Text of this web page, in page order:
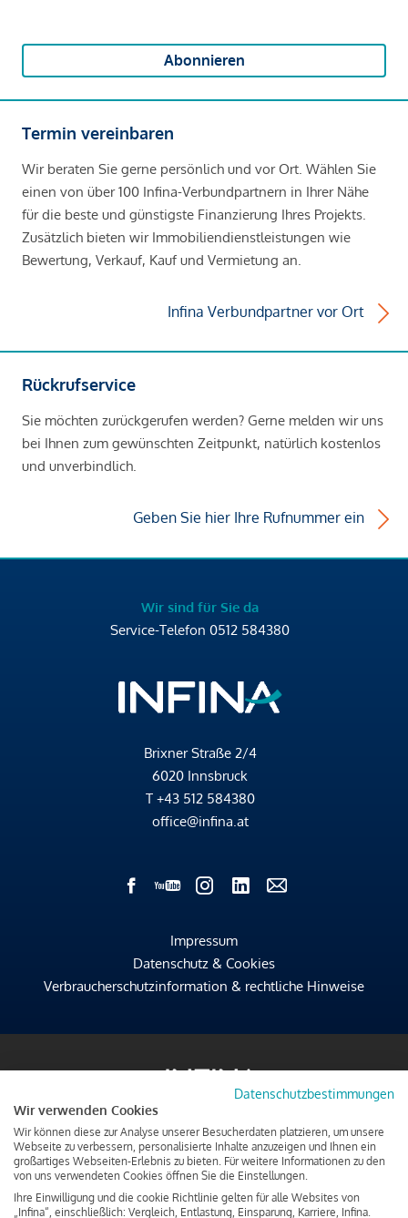
Abonnieren
Termin vereinbaren
Wir beraten Sie gerne persönlich und vor Ort. Wählen Sie
einen von über 100 Infina-Verbundpartnern in Ihrer Nähe
für die beste und günstigste Finanzierung Ihres Projekts.
Zusätzlich bieten wir Immobiliendienstleistungen wie
Bewertung, Verkauf, Kauf und Vermietung an.
Infina Verbundpartner vor Ort
Rückrufservice
Sie möchten zurückgerufen werden? Gerne melden wir uns
bei Ihnen zum gewünschten Zeitpunkt, natürlich kostenlos
und unverbindlich.
Geben Sie hier Ihre Rufnummer ein
Wir sind für Sie da
Service-Telefon 0512 584380
Brixner Straße 2/4
6020 Innsbruck
T +43 512 584380
office@infina.at
Impressum
Datenschutz & Cookies
Verbraucherschutzinformation & rechtliche Hinweise
Datenschutzbestimmungen
Wir verwenden Cookies
Wir können diese zur Analyse unserer Besucherdaten platzieren, um unsere
Webseite zu verbessern, personalisierte Inhalte anzuzeigen und Ihnen ein
großartiges Webseiten-Erlebnis zu bieten. Für weitere Informationen zu den
von uns verwendeten Cookies öffnen Sie die Einstellungen.
Ihre Einwilligung und die cookie Richtlinie gelten für alle Websites von
„Infina“, einschließlich: Vergleich, Entlastung, Einsparung, Karriere, Infina.